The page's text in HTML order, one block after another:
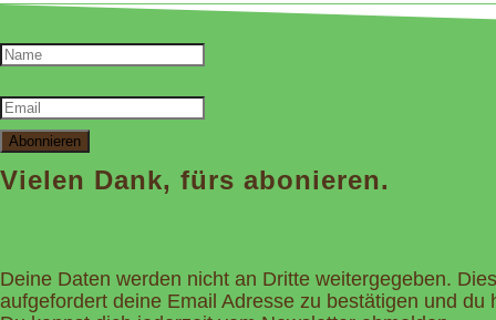
Abonnieren
Vielen Dank, fürs abonieren.
Deine Daten werden nicht an Dritte weitergegeben.
aufgefordert deine Email Adresse zu bestätigen und du